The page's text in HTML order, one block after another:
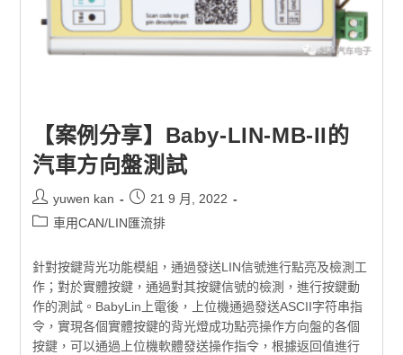
【案例分享】Baby-LIN-MB-II的
汽車方向盤測試
yuwen kan
21 9 月, 2022
車用CAN/LIN匯流排
針對按鍵背光功能模組，通過發送LIN信號進行點亮及檢測工
作；對於實體按鍵，通過對其按鍵信號的檢測，進行按鍵動
作的測試。BabyLin上電後，上位機通過發送ASCII字符串指
令，實現各個實體按鍵的背光燈成功點亮操作方向盤的各個
按鍵，可以通過上位機軟體發送操作指令，根據返回值進行